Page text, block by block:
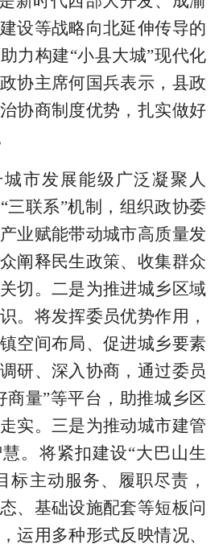
设等战略向北延伸传导的
力构建“小县大城”现代化
协主席何国兵表示，县政
协商制度优势，扎实做好
市发展能级广泛凝聚人
三联系”机制，组织政协委
业赋能带动城市高质量发
阐释民生政策、收集群众
切。二是为推进城乡区域
。将发挥委员优势作用，
空间布局、促进城乡要素
研、深入协商，通过委员
商量”等平台，助推城乡区
实。三是为推动城市建管
。将紧扣建设“大巴山生
标主动服务、履职尽责，
、基础设施配套等短板问
运用多种形式反映情况、